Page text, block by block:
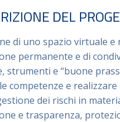
DEL
di uno spazio virtuale e
permanente e di
strumenti e “buone
competenze e
dei rischi in
e trasparenza,